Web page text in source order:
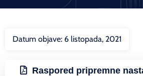
Datum objave: 6 listopada, 2021
Raspored pripremne